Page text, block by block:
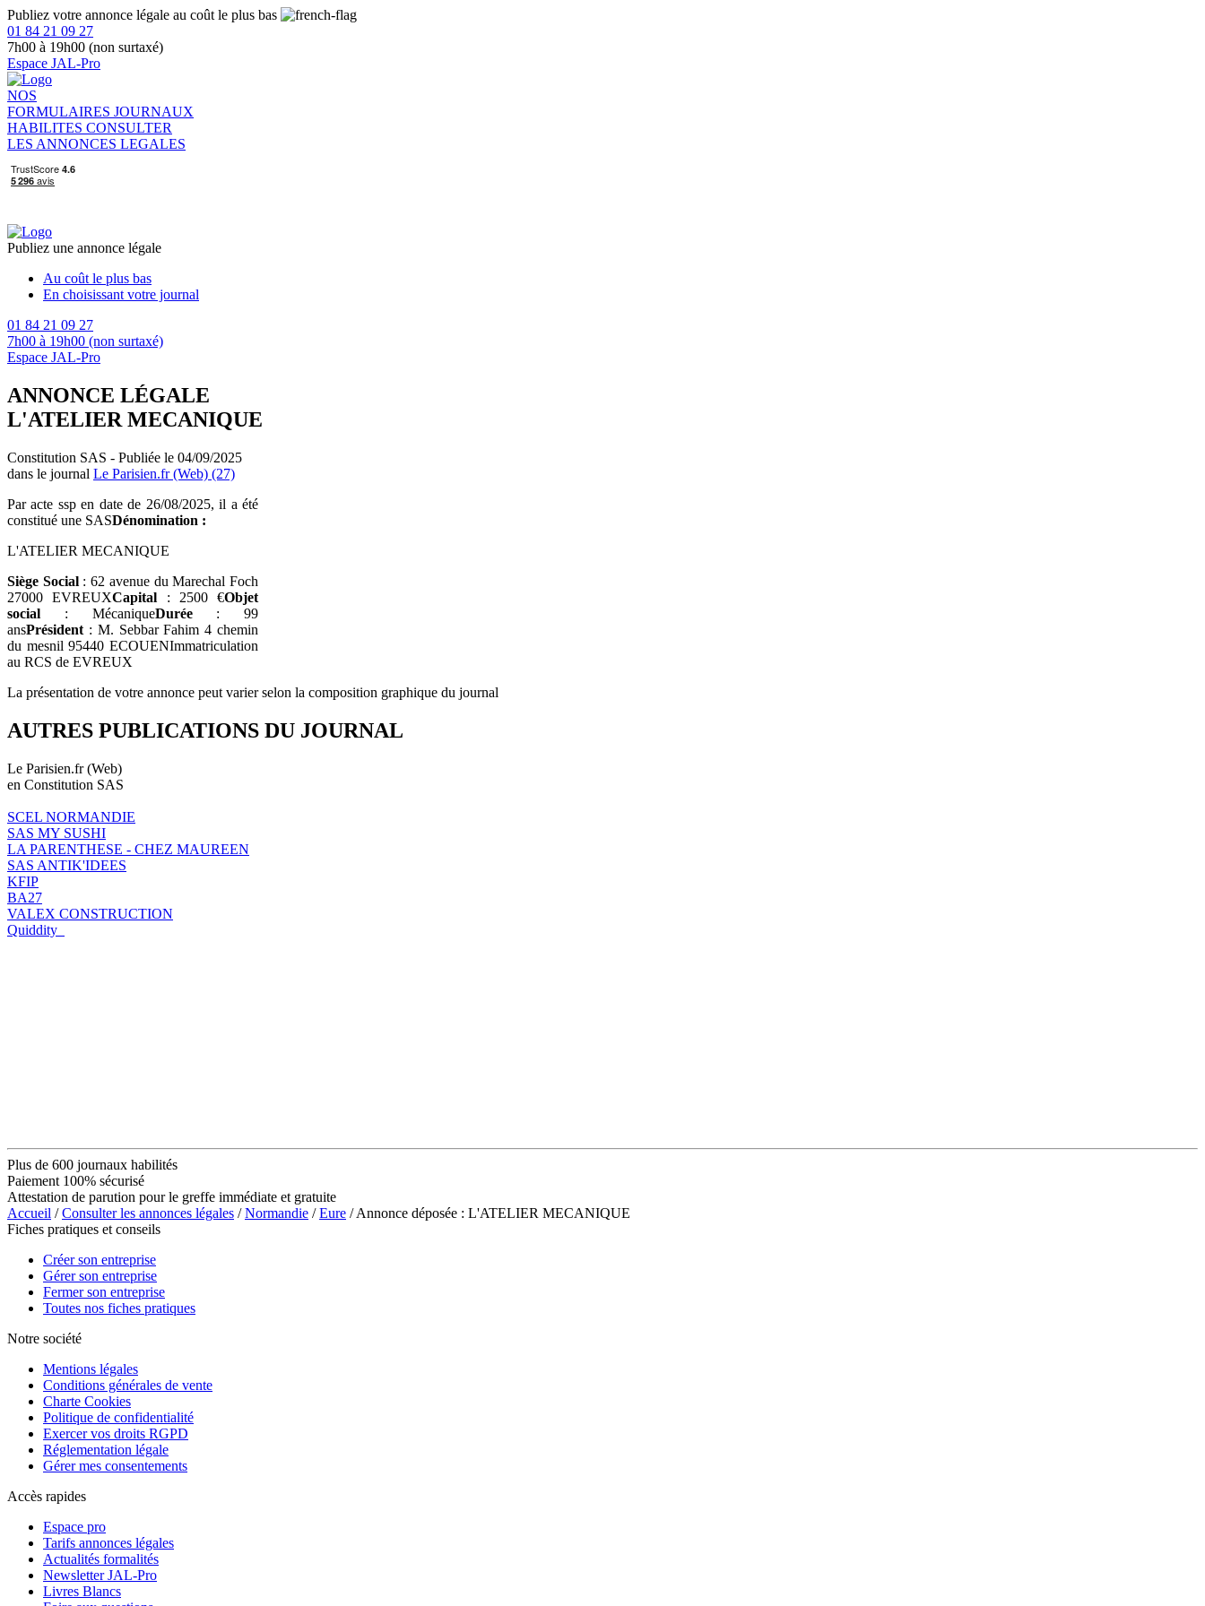
Publiez votre annonce légale au coût le plus bas
01 84 21 09 27
7h00 à 19h00 (non surtaxé)
Espace JAL-Pro
NOS
FORMULAIRES JOURNAUX
HABILITES CONSULTER
LES ANNONCES LEGALES
Publiez une annonce légale
Au coût le plus bas
En choisissant votre journal
01 84 21 09 27
7h00 à 19h00 (non surtaxé)
Espace JAL-Pro
ANNONCE LÉGALE
L'ATELIER MECANIQUE
Constitution SAS - Publiée le 04/09/2025
dans le journal Le Parisien.fr (Web) (27)
Par acte ssp en date de 26/08/2025, il a été
constitué une SASDénomination :
L'ATELIER MECANIQUE
Siège Social: 62 avenue du Marechal Foch
27000 EVREUXCapital : 2500 €Objet
social : MécaniqueDurée: 99
ansPrésident : M. Sebbar Fahim 4 chemin
du mesnil 95440 ECOUENImmatriculation
au RCS de EVREUX
La présentation de votre annonce peut varier selon la composition graphique du journal
AUTRES PUBLICATIONS DU JOURNAL
Le Parisien.fr (Web)
en Constitution SAS
SCEL NORMANDIE
SAS MY SUSHI
LA PARENTHESE - CHEZ MAUREEN
SAS ANTIK'IDEES
KFIP
BA27
VALEX CONSTRUCTION
Quiddity
Plus de 600 journaux habilités
Paiement 100% sécurisé
Attestation de parution pour le greffe immédiate et gratuite
Accueil /Consulter les annonces légales /Normandie /Eure / Annonce déposée : L'ATELIER MECANIQUE
Fiches pratiques et conseils
Créer son entreprise
Gérer son entreprise
Fermer son entreprise
Toutes nos fiches pratiques
Notre société
Mentions légales
Conditions générales de vente
Charte Cookies
Politique de confidentialité
Exercer vos droits RGPD
Réglementation légale
Gérer mes consentements
Accès rapides
Espace pro
Tarifs annonces légales
Actualités formalités
Newsletter JAL-Pro
Livres Blancs